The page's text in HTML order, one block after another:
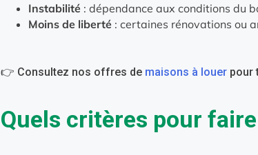
Instabilité: dépendance aux conditions du
Moins de liberté: certaines rénovations ou
👉 Consultez nos offres de maisons à louerpour
Quels critères pour